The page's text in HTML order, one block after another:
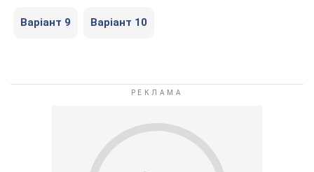
Варіант 9 Варіант 10